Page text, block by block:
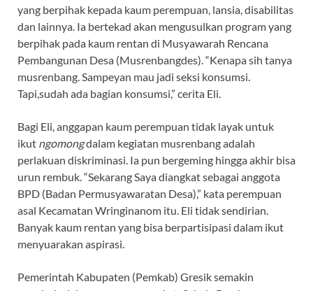
yang berpihak kepada kaum perempuan, lansia, disabilitas
dan lainnya. Ia bertekad akan mengusulkan program yang
berpihak pada kaum rentan di Musyawarah Rencana
Pembangunan Desa (Musrenbangdes). “Kenapa sih tanya
musrenbang. Sampeyan mau jadi seksi konsumsi.
Tapi,sudah ada bagian konsumsi,” cerita Eli.
Bagi Eli, anggapan kaum perempuan tidak layak untuk
ikut ngomongdalam kegiatan musrenbang adalah
perlakuan diskriminasi. Ia pun bergeming hingga akhir bisa
urun rembuk. “Sekarang Saya diangkat sebagai anggota
BPD (Badan Permusyawaratan Desa),” kata perempuan
asal Kecamatan Wringinanom itu. Eli tidak sendirian.
Banyak kaum rentan yang bisa berpartisipasi dalam ikut
menyuarakan aspirasi.
Pemerintah Kabupaten (Pemkab) Gresik semakin